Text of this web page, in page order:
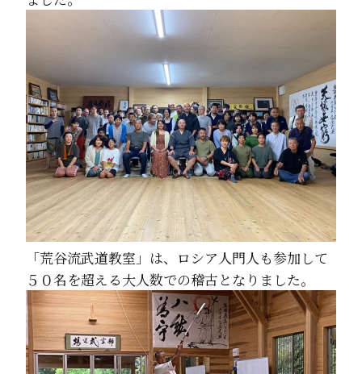
「荒谷流武道教室」は、ロシア人門人も参加して
５０名を超える大人数での稽古となりました。